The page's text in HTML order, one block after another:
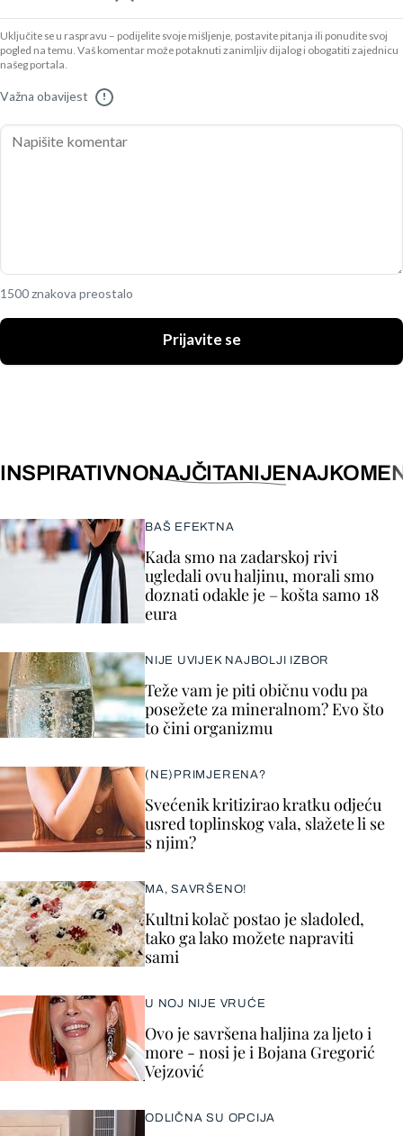
Uključite se u raspravu – podijelite svoje mišljenje, postavite pitanja ili ponudite svoj
pogled na temu. Vaš komentar može potaknuti zanimljiv dijalog i obogatiti zajednicu
našeg portala.
Važna obavijest !
1500 znakova preostalo
Prijavite se
INSPIRATIVNONAJČITANIJE
BAŠ EFEKTNA
Kada smo na zadarskoj rivi
ugledali ovu haljinu, morali smo
doznati odakle je – košta samo 18
eura
NIJE UVIJEK NAJBOLJI IZBOR
Teže vam je piti običnu vodu pa
posežete za mineralnom? Evo što
to čini organizmu
(NE)PRIMJERENA?
Svećenik kritizirao kratku odjeću
usred toplinskog vala, slažete li se
s njim?
MA, SAVRŠENO!
Kultni kolač postao je sladoled,
tako ga lako možete napraviti
sami
U NOJ NIJE VRUĆE
Ovo je savršena haljina za ljeto i
more - nosi je i Bojana Gregorić
Vejzović
ODLIČNA SU OPCIJA